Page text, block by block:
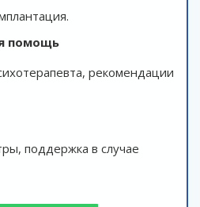
помощь
рекомендации
поддержка в случае